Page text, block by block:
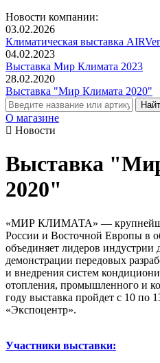
Новости компании:
03.02.2026
Климатическая выставка
04.02.2023
Выставка Мир Климата 2023
28.02.2020
Выставка "Мир Климата 2020"
О магазине
Новости
Выставка
2020"
«МИР КЛИМАТА» —
России и Восточной Европы в
объединяет лидеров индустрии
демонстрации передовых
и внедрения систем
отопления, промышленного и
году выставка пройдет с 10 по
«Экспоцентр».
Участники выставки: